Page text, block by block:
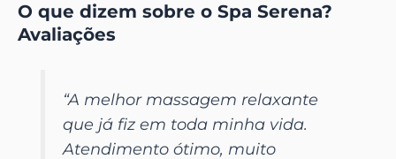
O que dizem sobre o Spa Serena?
Avaliações
“A melhor massagem relaxante
que já fiz em toda minha vida.
Atendimento ótimo, muito